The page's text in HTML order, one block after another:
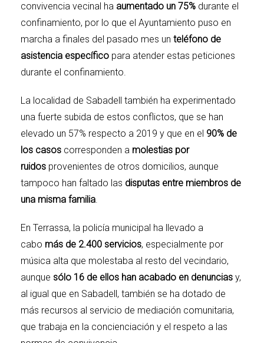
convivencia vecinal ha aumentado un 75% durante el
confinamiento, por lo que el Ayuntamiento puso en
marcha a finales del pasado mes un teléfono de
asistencia específico para atender estas peticiones
durante el confinamiento.
La localidad de Sabadell también ha experimentado
una fuerte subida de estos conflictos, que se han
elevado un 57% respecto a 2019 y que en el 90% de
los casos corresponden a molestias por
ruidos provenientes de otros domicilios, aunque
tampoco han faltado las disputas entre miembros de
una misma familia.
En Terrassa, la policía municipal ha llevado a
cabo más de 2.400 servicios, especialmente por
música alta que molestaba al resto del vecindario,
aunque sólo 16 de ellos han acabado en denuncias y,
al igual que en Sabadell, también se ha dotado de
más recursos al servicio de mediación comunitaria,
que trabaja en la concienciación y el respeto a las